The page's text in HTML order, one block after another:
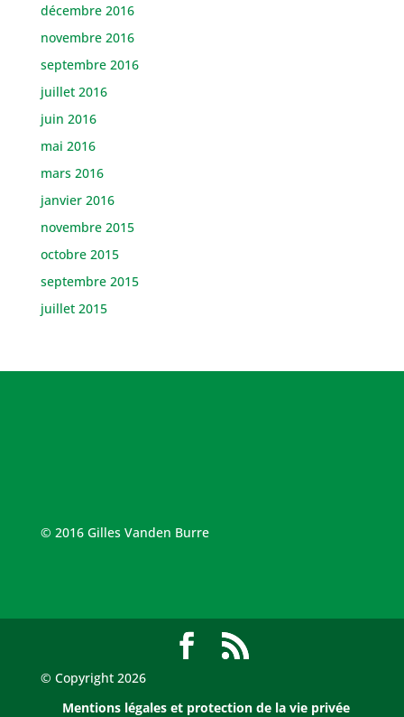
décembre 2016
novembre 2016
septembre 2016
juillet 2016
juin 2016
mai 2016
mars 2016
janvier 2016
novembre 2015
octobre 2015
septembre 2015
juillet 2015
© 2016 Gilles Vanden Burre
© Copyright 2026
Mentions légales et protection de la vie privée